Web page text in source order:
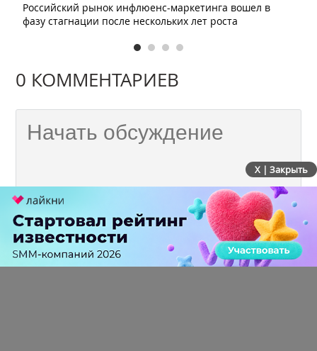
Российский рынок инфлюенс-маркетинга вошел в
фазу стагнации после нескольких лет роста
0 КОММЕНТАРИЕВ
X | Закрыть